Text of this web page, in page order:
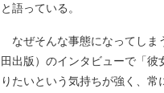
と語っている。
なぜそんな事態になってしま
田出版）のインタビューで「
りたいという気持ちが強く、